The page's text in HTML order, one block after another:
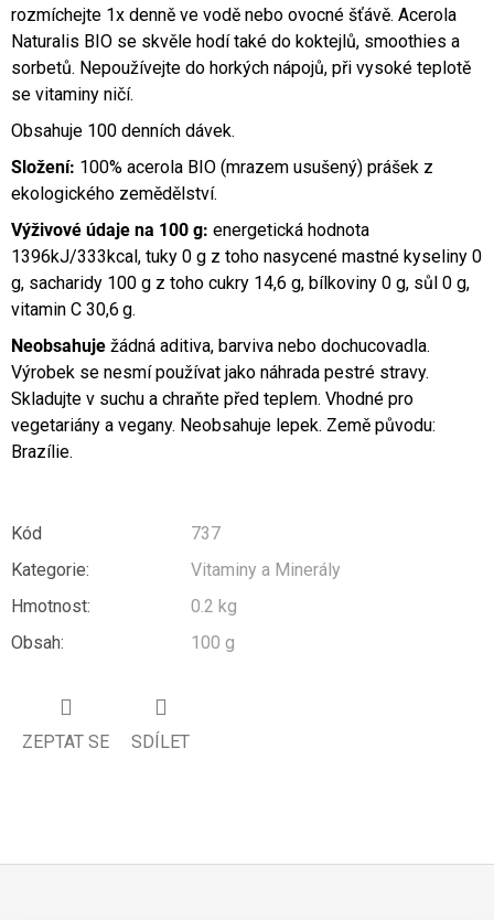
rozmíchejte 1x denně ve vodě nebo ovocné šťávě. Acerola
Naturalis BIO se skvěle hodí také do koktejlů, smoothies a
sorbetů. Nepoužívejte do horkých nápojů, při vysoké teplotě
se vitaminy ničí.
Obsahuje 100 denních dávek.
Složení: 100% acerola BIO (mrazem usušený) prášek z
ekologického zemědělství.
Výživové údaje na 100 g: energetická hodnota
1396kJ/333kcal, tuky 0 g z toho nasycené mastné kyseliny 0
g, sacharidy 100 g z toho cukry 14,6 g, bílkoviny 0 g, sůl 0 g,
vitamin C 30,6 g.
Neobsahuje žádná aditiva, barviva nebo dochucovadla.
Výrobek se nesmí používat jako náhrada pestré stravy.
Skladujte v suchu a chraňte před teplem. Vhodné pro
vegetariány a vegany. Neobsahuje lepek. Země původu:
Brazílie.
Kód
737
Kategorie:
Vitaminy a Minerály
Hmotnost:
0.2 kg
Obsah: 100 g
ZEPTAT SE SDÍLET